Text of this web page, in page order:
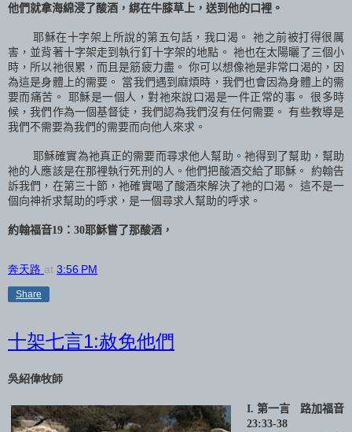
他們就拿海綿浸了酸酒，綁在牛膝草上，送到他的口裡。
耶穌在十字架上所說的第五句話，我口渴。 祂之前被打得很厲
害，並背著十字架走到執行釘十字架的地點。 祂也在太陽曬了三個小
時，所以祂很累，而且是筋疲力盡。 你可以想像祂是非常口渴的，因
為這是身體上的需要。 當我們遇到麻煩時，我們也會因為身體上的需
要而痛苦。 耶穌是一個人，對祂來說口渴是一件正常的事。 很多時
候，我們作為一個基督徒，我們認為我們沒有任何需要。 有些教導是
我們不需要為我們的需要而向他人來求。
耶穌確實為祂真正的需要而尋求他人幫助。祂得到了幫助，幫助
祂的人應該是在那裡執行死刑的人。他們把酸酒交給了耶穌。 約翰告
訴我們，在第三十節，祂確實喝了酸酒來解決了祂的口渴。 這不是一
個向神祈求幫助的呼求，是一個尋求人幫助的呼求。
約翰福音19 ： 30耶穌嘗了那酸酒，
奔天路 at 3:56 PM
Share
十架七言1:赦免他們
吳紹偉牧師
I. 第一言
路加福音
23:33-38